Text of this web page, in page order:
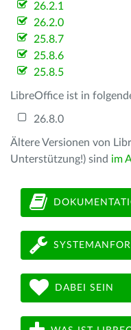
26.2.1
26.2.0
25.8.7
25.8.6
25.8.5
LibreOffice ist in
26.8.0
Ältere Versionen von
Unterstützung!) sind im
DABEI SEIN